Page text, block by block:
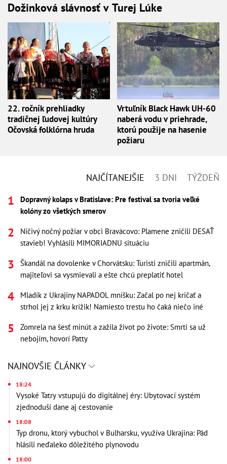
Dožinková slávnosť v Turej Lúke
22. ročník prehliadky
tradičnej ľudovej kultúry
Očovská folklórna hruda
Vrtuľník Black Hawk UH-60
naberá vodu v priehrade,
ktorú použije na hasenie
požiaru
NAJČÍTANEJŠIE 3 DNI TÝŽDEŇ
Dopravný kolaps v Bratislave: Pre festival sa tvoria veľké
kolóny zo všetkých smerov
Ničivý nočný požiar v obci Braväcovo: Plamene zničili DESAŤ
stavieb! Vyhlásili MIMORIADNU situáciu
Škandál na dovolenke v Chorvátsku: Turisti zničili apartmán,
majiteľovi sa vysmievali a ešte chcú preplatiť hotel
Mladík z Ukrajiny NAPADOL mníšku: Začal po nej kričať a
strhol jej z krku krížik! Namiesto trestu ho čaká niečo iné
Zomrela na šesť minút a zažila život po živote: Smrti sa už
nebojím, hovorí Patty
NAJNOVŠIE ČLÁNKY
18:24
Vysoké Tatry vstupujú do digitálnej éry: Ubytovací systém
zjednoduší dane aj cestovanie
18:08
Typ dronu, ktorý vybuchol v Bulharsku, využíva Ukrajina: Pád
hlásili neďaleko dôležitého plynovodu
18:00